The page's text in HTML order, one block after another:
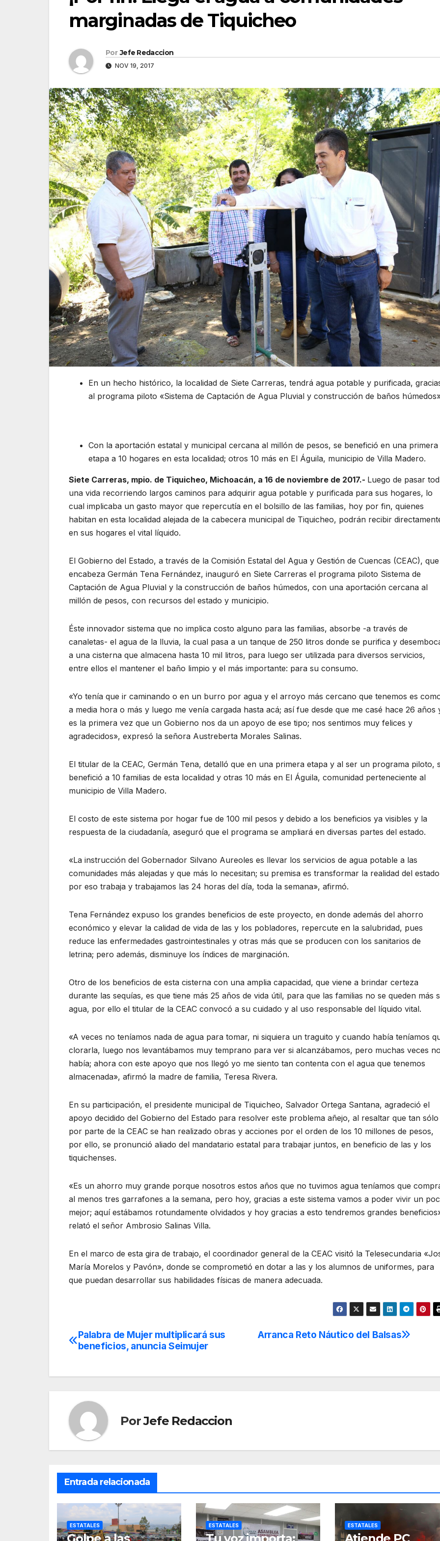
marginadas de Tiquicheo
Por Jefe Redaccion
NOV 19, 2017
En un hecho histórico, la localidad de Siete Carreras, tendrá agua potable y purificada,
al programa piloto «Sistema de Captación de Agua Pluvial y construcción de baños
Con la aportación estatal y municipal cercana al millón de pesos, se benefició en una primera
etapa a 10 hogares en esta localidad; otros 10 más en El Águila, municipio de Villa Madero.
Siete Carreras, mpio. de Tiquicheo, Michoacán, a 16 de noviembre de 2017.- Luego de pasar
una vida recorriendo largos caminos para adquirir agua potable y purificada para sus hogares, lo
cual implicaba un gasto mayor que repercutía en el bolsillo de las familias, hoy por fin, quienes
habitan en esta localidad alejada de la cabecera municipal de Tiquicheo, podrán recibir
en sus hogares el vital líquido.
El Gobierno del Estado, a través de la Comisión Estatal del Agua y Gestión de Cuencas (CEAC), que
encabeza Germán Tena Fernández, inauguró en Siete Carreras el programa piloto Sistema de
Captación de Agua Pluvial y la construcción de baños húmedos, con una aportación cercana al
millón de pesos, con recursos del estado y municipio.
Éste innovador sistema que no implica costo alguno para las familias, absorbe -a través de
canaletas- el agua de la lluvia, la cual pasa a un tanque de 250 litros donde se purifica y
a una cisterna que almacena hasta 10 mil litros, para luego ser utilizada para diversos servicios,
entre ellos el mantener el baño limpio y el más importante: para su consumo.
«Yo tenía que ir caminando o en un burro por agua y el arroyo más cercano que tenemos es
a media hora o más y luego me venía cargada hasta acá; así fue desde que me casé hace 26 años
es la primera vez que un Gobierno nos da un apoyo de ese tipo; nos sentimos muy felices y
agradecidos», expresó la señora Austreberta Morales Salinas.
El titular de la CEAC, Germán Tena, detalló que en una primera etapa y al ser un programa piloto,
benefició a 10 familias de esta localidad y otras 10 más en El Águila, comunidad perteneciente al
municipio de Villa Madero.
El costo de este sistema por hogar fue de 100 mil pesos y debido a los beneficios ya visibles y la
respuesta de la ciudadanía, aseguró que el programa se ampliará en diversas partes del estado.
«La instrucción del Gobernador Silvano Aureoles es llevar los servicios de agua potable a las
comunidades más alejadas y que más lo necesitan; su premisa es transformar la realidad del
por eso trabaja y trabajamos las 24 horas del día, toda la semana», afirmó.
Tena Fernández expuso los grandes beneficios de este proyecto, en donde además del ahorro
económico y elevar la calidad de vida de las y los pobladores, repercute en la salubridad, pues
reduce las enfermedades gastrointestinales y otras más que se producen con los sanitarios de
letrina; pero además, disminuye los índices de marginación.
Otro de los beneficios de esta cisterna con una amplia capacidad, que viene a brindar certeza
durante las sequías, es que tiene más 25 años de vida útil, para que las familias no se queden más
agua, por ello el titular de la CEAC convocó a su cuidado y al uso responsable del líquido vital.
«A veces no teníamos nada de agua para tomar, ni siquiera un traguito y cuando había teníamos
clorarla, luego nos levantábamos muy temprano para ver si alcanzábamos, pero muchas veces
había; ahora con este apoyo que nos llegó yo me siento tan contenta con el agua que tenemos
almacenada», afirmó la madre de familia, Teresa Rivera.
En su participación, el presidente municipal de Tiquicheo, Salvador Ortega Santana, agradeció el
apoyo decidido del Gobierno del Estado para resolver este problema añejo, al resaltar que tan sólo
por parte de la CEAC se han realizado obras y acciones por el orden de los 10 millones de pesos,
por ello, se pronunció aliado del mandatario estatal para trabajar juntos, en beneficio de las y los
tiquichenses.
«Es un ahorro muy grande porque nosotros estos años que no tuvimos agua teníamos que
al menos tres garrafones a la semana, pero hoy, gracias a este sistema vamos a poder vivir un
mejor; aquí estábamos rotundamente olvidados y hoy gracias a esto tendremos grandes
relató el señor Ambrosio Salinas Villa.
En el marco de esta gira de trabajo, el coordinador general de la CEAC visitó la Telesecundaria
María Morelos y Pavón», donde se comprometió en dotar a las y los alumnos de uniformes, para
que puedan desarrollar sus habilidades físicas de manera adecuada.
Navegación
entradas
Arranca Reto Náutico del Balsas
Palabra de Mujer multiplicará sus
beneficios, anuncia Seimujer
PorJefe Redaccion
Entrada relacionada
ESTATALES ESTATALES ESTATALES